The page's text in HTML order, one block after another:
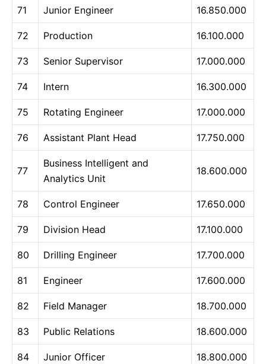
71 Junior Engineer 16.850.000
72 Production 16.100.000
73 Senior Supervisor 17.000.000
74 Intern 16.300.000
75 Rotating Engineer 17.000.000
76 Assistant Plant Head 17.750.000
77
Business Intelligent and
Analytics Unit
18.600.000
78 Control Engineer 17.650.000
79 Division Head 17.100.000
80 Drilling Engineer 17.700.000
81 Engineer 17.600.000
82 Field Manager 18.700.000
83 Public Relations 18.600.000
84 Junior Officer 18.800.000